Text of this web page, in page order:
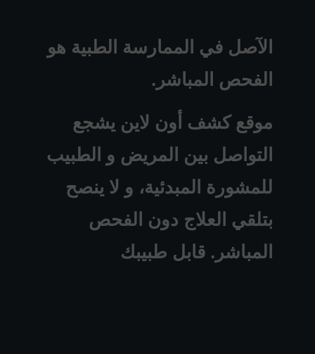
الآصل في الممارسة الطبية هو
الفحص المباشر.
موقع كشف أون لاين يشجع
التواصل بين المريض و الطبيب
للمشورة المبدئية، و لا ينصح
بتلقي العلاج دون الفحص
المباشر. قابل طبيبك